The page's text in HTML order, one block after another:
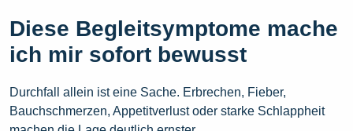
Diese Begleitsymptome mache
ich mir sofort bewusst
Durchfall allein ist eine Sache. Erbrechen, Fieber,
Bauchschmerzen, Appetitverlust oder starke Schlappheit